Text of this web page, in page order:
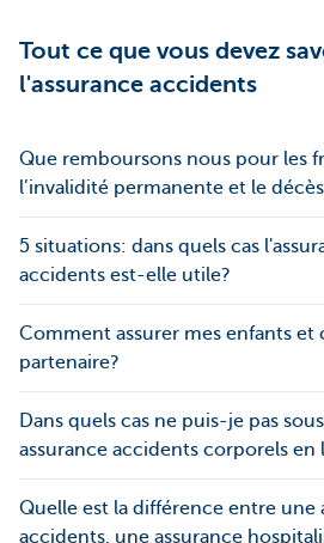
Tout ce que vous devez
l'assurance accidents
Que remboursons nous pour les
l’invalidité permanente et le
5 situations: dans quels cas
accidents est-elle utile?
Comment assurer mes enfants et
partenaire?
Dans quels cas ne puis-je pas
assurance accidents corporels en
Quelle est la différence entre une
accidents, une assurance